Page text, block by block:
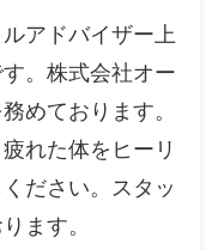
アドバイザー上
。株式会社オー
めております。
れた体をヒーリ
ださい。スタッ
ます。